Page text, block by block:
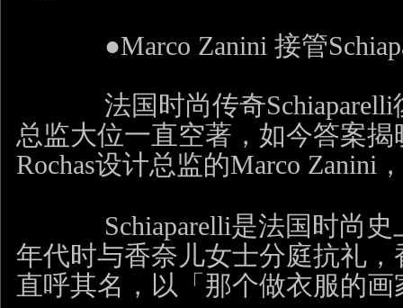
●Marco Zanini 接管
法国时尚传奇Schiaparelli
总监大位一直空著，如今答案
Rochas设计总监的Marco Zanini
Schiaparelli是法国时尚史
年代时与香奈儿女士分庭抗礼
直呼其名，以「那个做衣服的